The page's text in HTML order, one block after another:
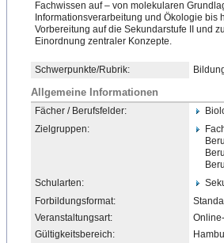
Fachwissen auf – von molekularen
Informationsverarbeitung und Ökologie bis
Vorbereitung auf die Sekundarstufe II und
Einordnung zentraler Konzepte.
Schwerpunkte/Rubrik:
Allgemeine Informationen
Fächer / Berufsfelder:
Zielgruppen:
Schularten:
Forbildungsformat:
Veranstaltungsart:
Gültigkeitsbereich: